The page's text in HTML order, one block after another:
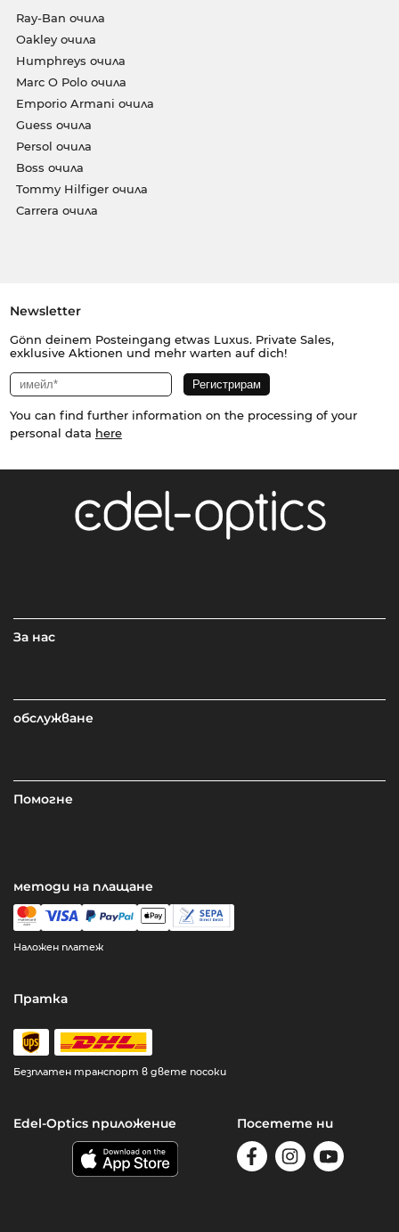
Ray-Ban очила
Oakley очила
Humphreys очила
Marc O Polo очила
Emporio Armani очила
Guess очила
Persol очила
Boss очила
Tommy Hilfiger очила
Carrera очила
Newsletter
Gönn deinem Posteingang etwas Luxus. Private Sales,
exklusive Aktionen und mehr warten auf dich!
You can find further information on the processing of your
personal data here
За нас
обслужване
Помогне
методи на плащане
Наложен платеж
Пратка
Безплатен транспорт в двете посоки
Edel-Optics приложение Посетете ни